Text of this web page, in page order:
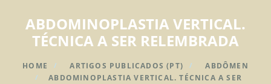
ABDOMINOPLASTIA VERTICAL.
TÉCNICA A SER RELEMBRADA
HOME ARTIGOS PUBLICADOS (PT)
ABDÔMEN
ABDOMINOPLASTIA VERTICAL. TÉCNICA A SER